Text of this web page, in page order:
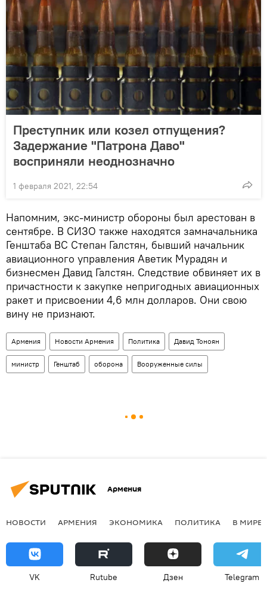
Преступник или козел отпущения?
Задержание "Патрона Даво"
восприняли неоднозначно
1 февраля 2021, 22:54
Напомним, экс-министр обороны был арестован в
сентябре. В СИЗО также находятся замначальника
Генштаба ВС Степан Галстян, бывший начальник
авиационного управления Аветик Мурадян и
бизнесмен Давид Галстян. Следствие обвиняет их в
причастности к закупке непригодных авиационных
ракет и присвоении 4,6 млн долларов. Они свою
вину не признают.
Армения Новости Армения Политика Давид Тоноян
министр Генштаб оборона Вооруженные силы
Армения
НОВОСТИ АРМЕНИЯ ЭКОНОМИКА ПОЛИТИКА В МИРЕ
VK Rutube Дзен Telegram